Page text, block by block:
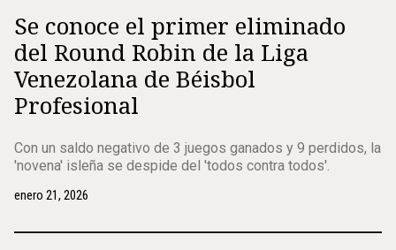
Se conoce el primer eliminado
del Round Robin de la Liga
Venezolana de Béisbol
Profesional
Con un saldo negativo de 3 juegos ganados y 9 perdidos, la
'novena' isleña se despide del 'todos contra todos'.
enero 21, 2026